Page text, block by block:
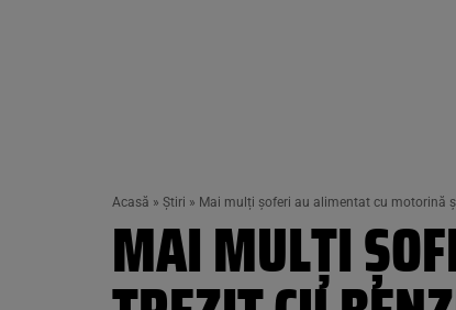
Acasă » Știri » Mai mulți șoferi au alimentat cu motorină
MAI MULȚI